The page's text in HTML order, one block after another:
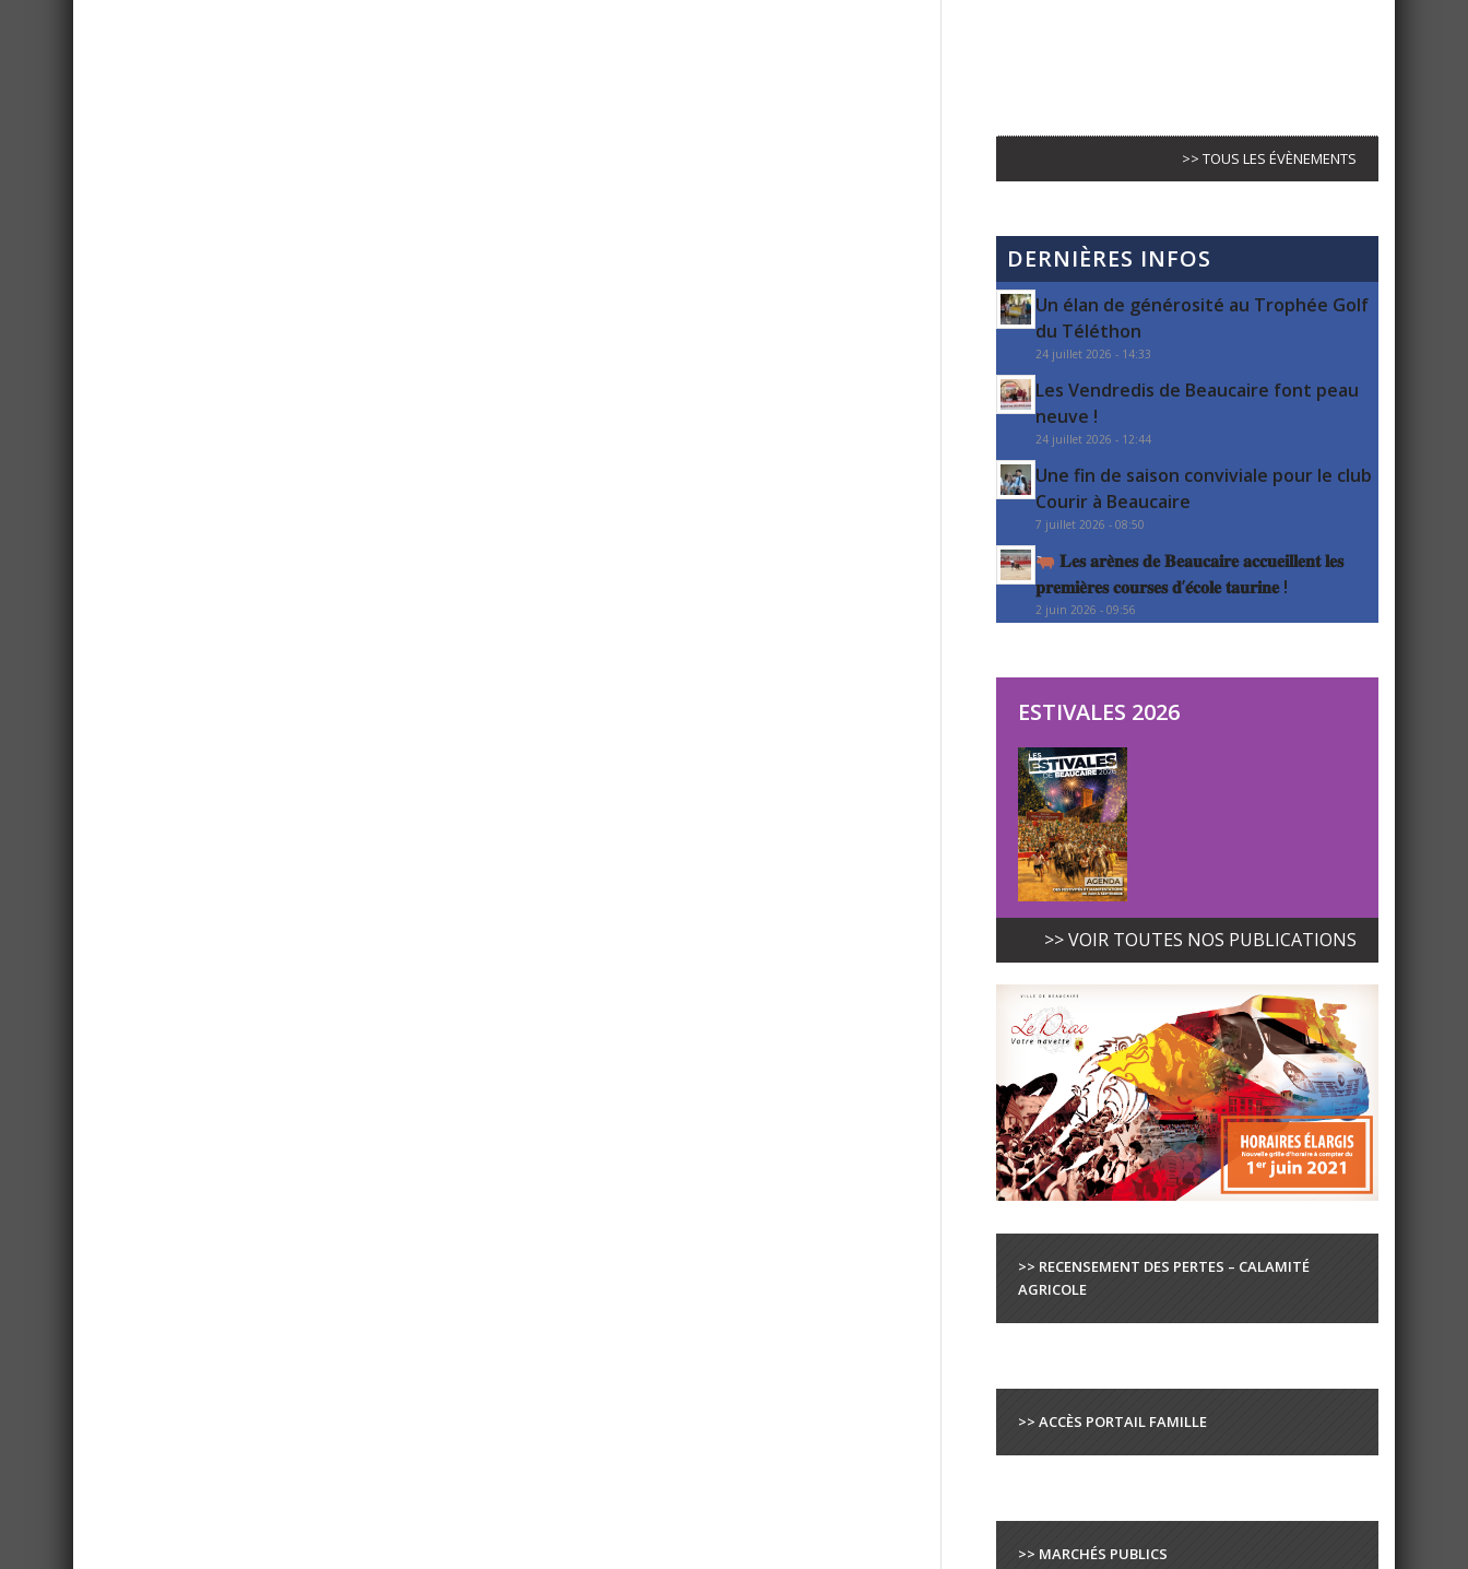
>> TOUS LES ÉVÈNEMENTS
DERNIÈRES INFOS
Un élan de générosité au Trophée Golf
du Téléthon
24 juillet 2026 - 14:33
Les Vendredis de Beaucaire font peau
neuve !
24 juillet 2026 - 12:44
Une fin de saison conviviale pour le club
Courir à Beaucaire
7 juillet 2026 - 08:50
𝐋𝐞𝐬 𝐚𝐫𝐞̀𝐧𝐞𝐬 𝐝𝐞 𝐁𝐞𝐚𝐮𝐜𝐚𝐢𝐫𝐞 𝐚𝐜𝐜𝐮𝐞𝐢𝐥𝐥𝐞𝐧𝐭 𝐥𝐞𝐬
𝐩𝐫𝐞𝐦𝐢𝐞̀𝐫𝐞𝐬 𝐜𝐨𝐮𝐫𝐬𝐞𝐬 𝐝’𝐞́𝐜𝐨𝐥𝐞 𝐭𝐚𝐮𝐫𝐢𝐧𝐞 !
2 juin 2026 - 09:56
ESTIVALES 2026
>> VOIR TOUTES NOS PUBLICATIONS
>> RECENSEMENT DES PERTES – CALAMITÉ
AGRICOLE
>> ACCÈS PORTAIL FAMILLE
>> MARCHÉS PUBLICS